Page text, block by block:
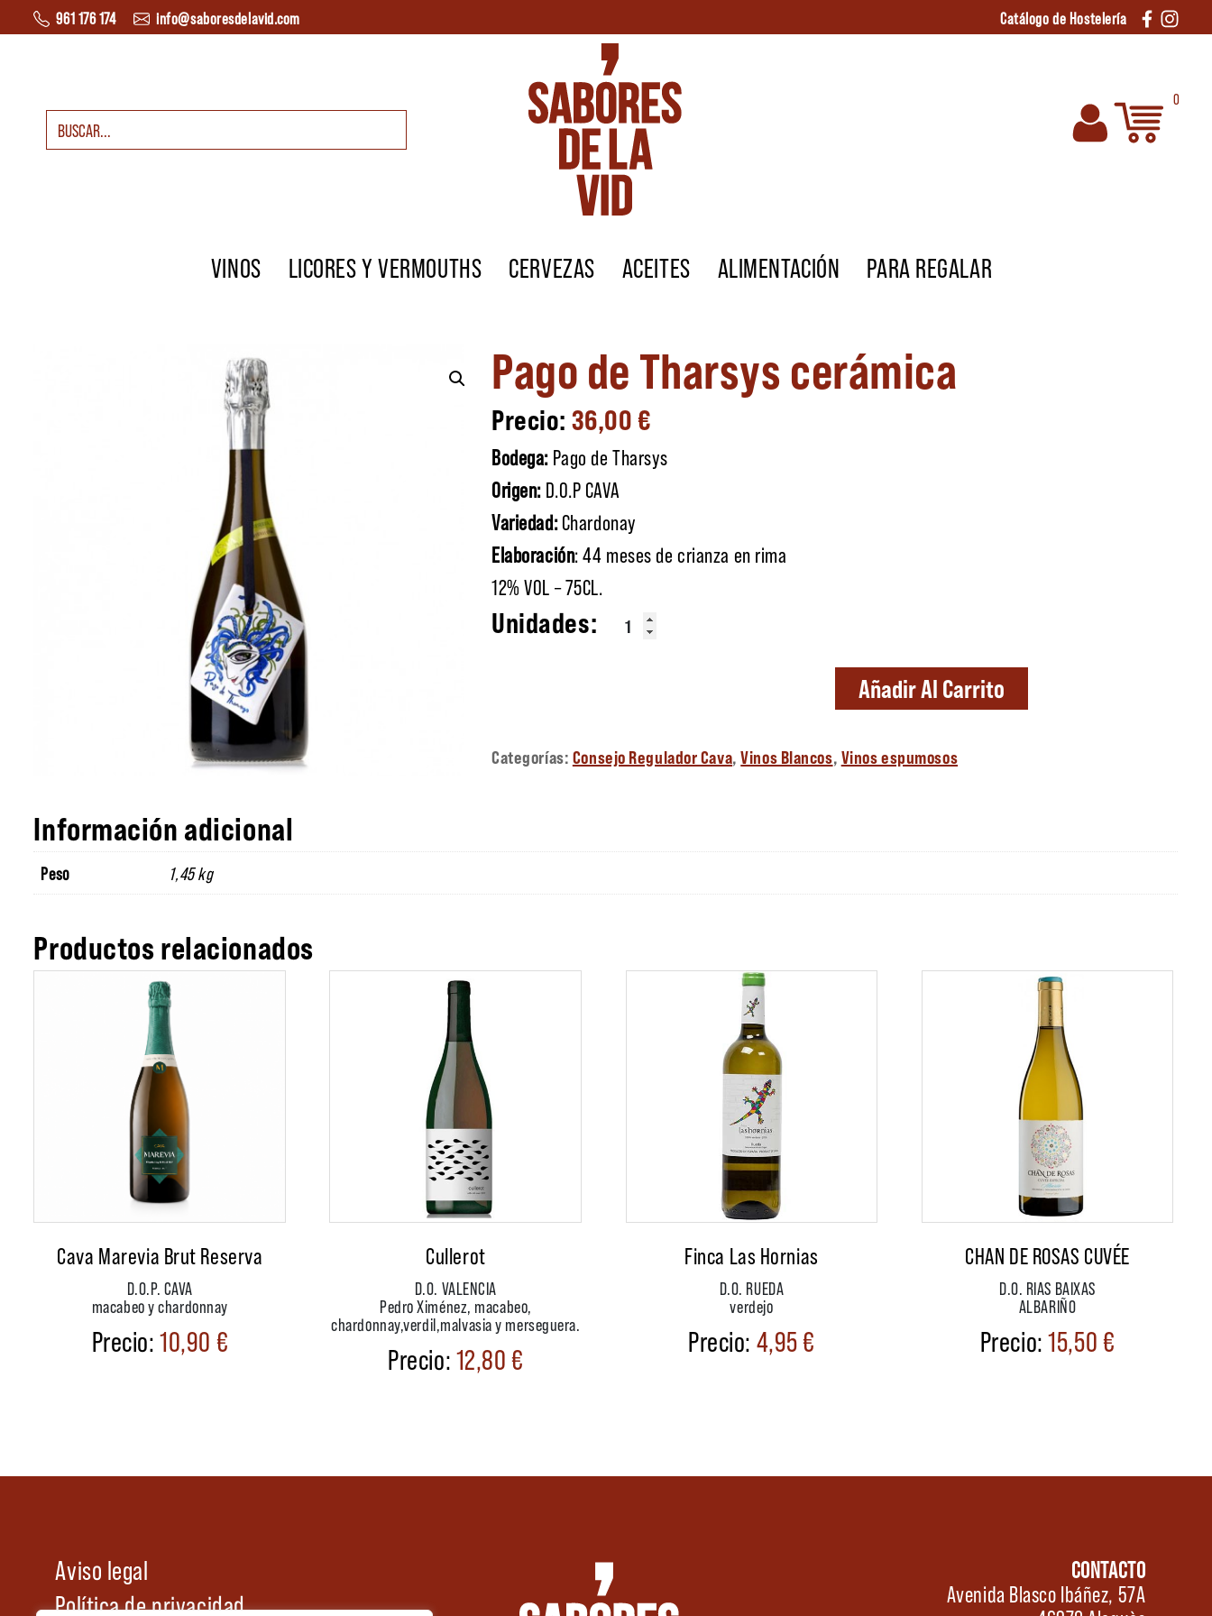
Saltar al contenido
961 176 174 info@saboresdelavid.com Catálogo de Hostelería
Buscar:
0
VINOS LICORES Y VERMOUTHS CERVEZAS ACEITES ALIMENTACIÓN PARA REGALAR
Pago de Tharsys cerámica
36,00€
Bodega: Pago de Tharsys
Origen: D.O.P CAVA
Variedad:Chardonay
Elaboración: 44 meses de crianza en rima
12% VOL – 75CL.
Pago de Tharsys cerámica cantidad
Añadir Al Carrito
Categorías: Consejo Regulador Cava,Vinos Blancos, Vinos espumosos
Información adicional
Peso 1,45 kg
Productos relacionados
Cava Marevia Brut Reserva
D.O.P. CAVA
macabeo y chardonnay
10,90 €
Cullerot
D.O. VALENCIA
Pedro Ximénez, macabeo,
chardonnay,verdil,malvasia y merseguera.
12,80€
Finca Las Hornias
D.O. RUEDA
verdejo
4,95€
CHAN DE ROSAS CUVÉE
D.O. RIAS BAIXAS
ALBARIÑO
15,50€
Aviso legal
Política de privacidad
CONTACTO
Avenida Blasco Ibáñez, 57A